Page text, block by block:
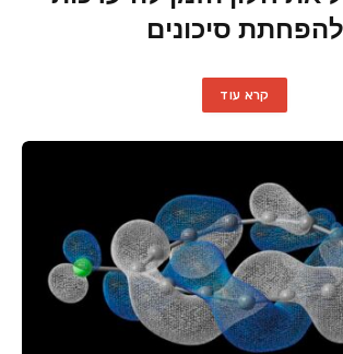
להפחתת סיכונים
קרא עוד